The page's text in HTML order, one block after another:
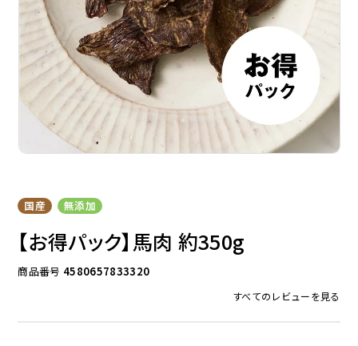
ドッグフード トッピング
ジャーキー
国産 無添加
【お得パック】馬肉 約350g
商品番号 4580657833320
すべてのレビューを見る